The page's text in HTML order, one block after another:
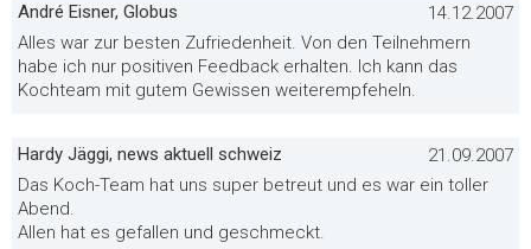
André Eisner, Globus
14.12.2007
Alles war zur besten Zufriedenheit. Von den Teilnehmern
habe ich nur positiven Feedback erhalten. Ich kann das
Kochteam mit gutem Gewissen weiterempfeheln.
Hardy Jäggi, news aktuell schweiz
21.09.2007
Das Koch-Team hat uns super betreut und es war ein toller
Abend.
Allen hat es gefallen und geschmeckt.